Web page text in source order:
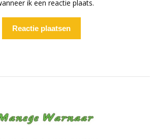
ik een reactie plaats.